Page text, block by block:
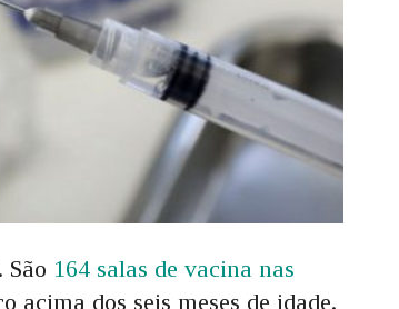
164 salas de vacina nas
acima dos seis meses de idade.